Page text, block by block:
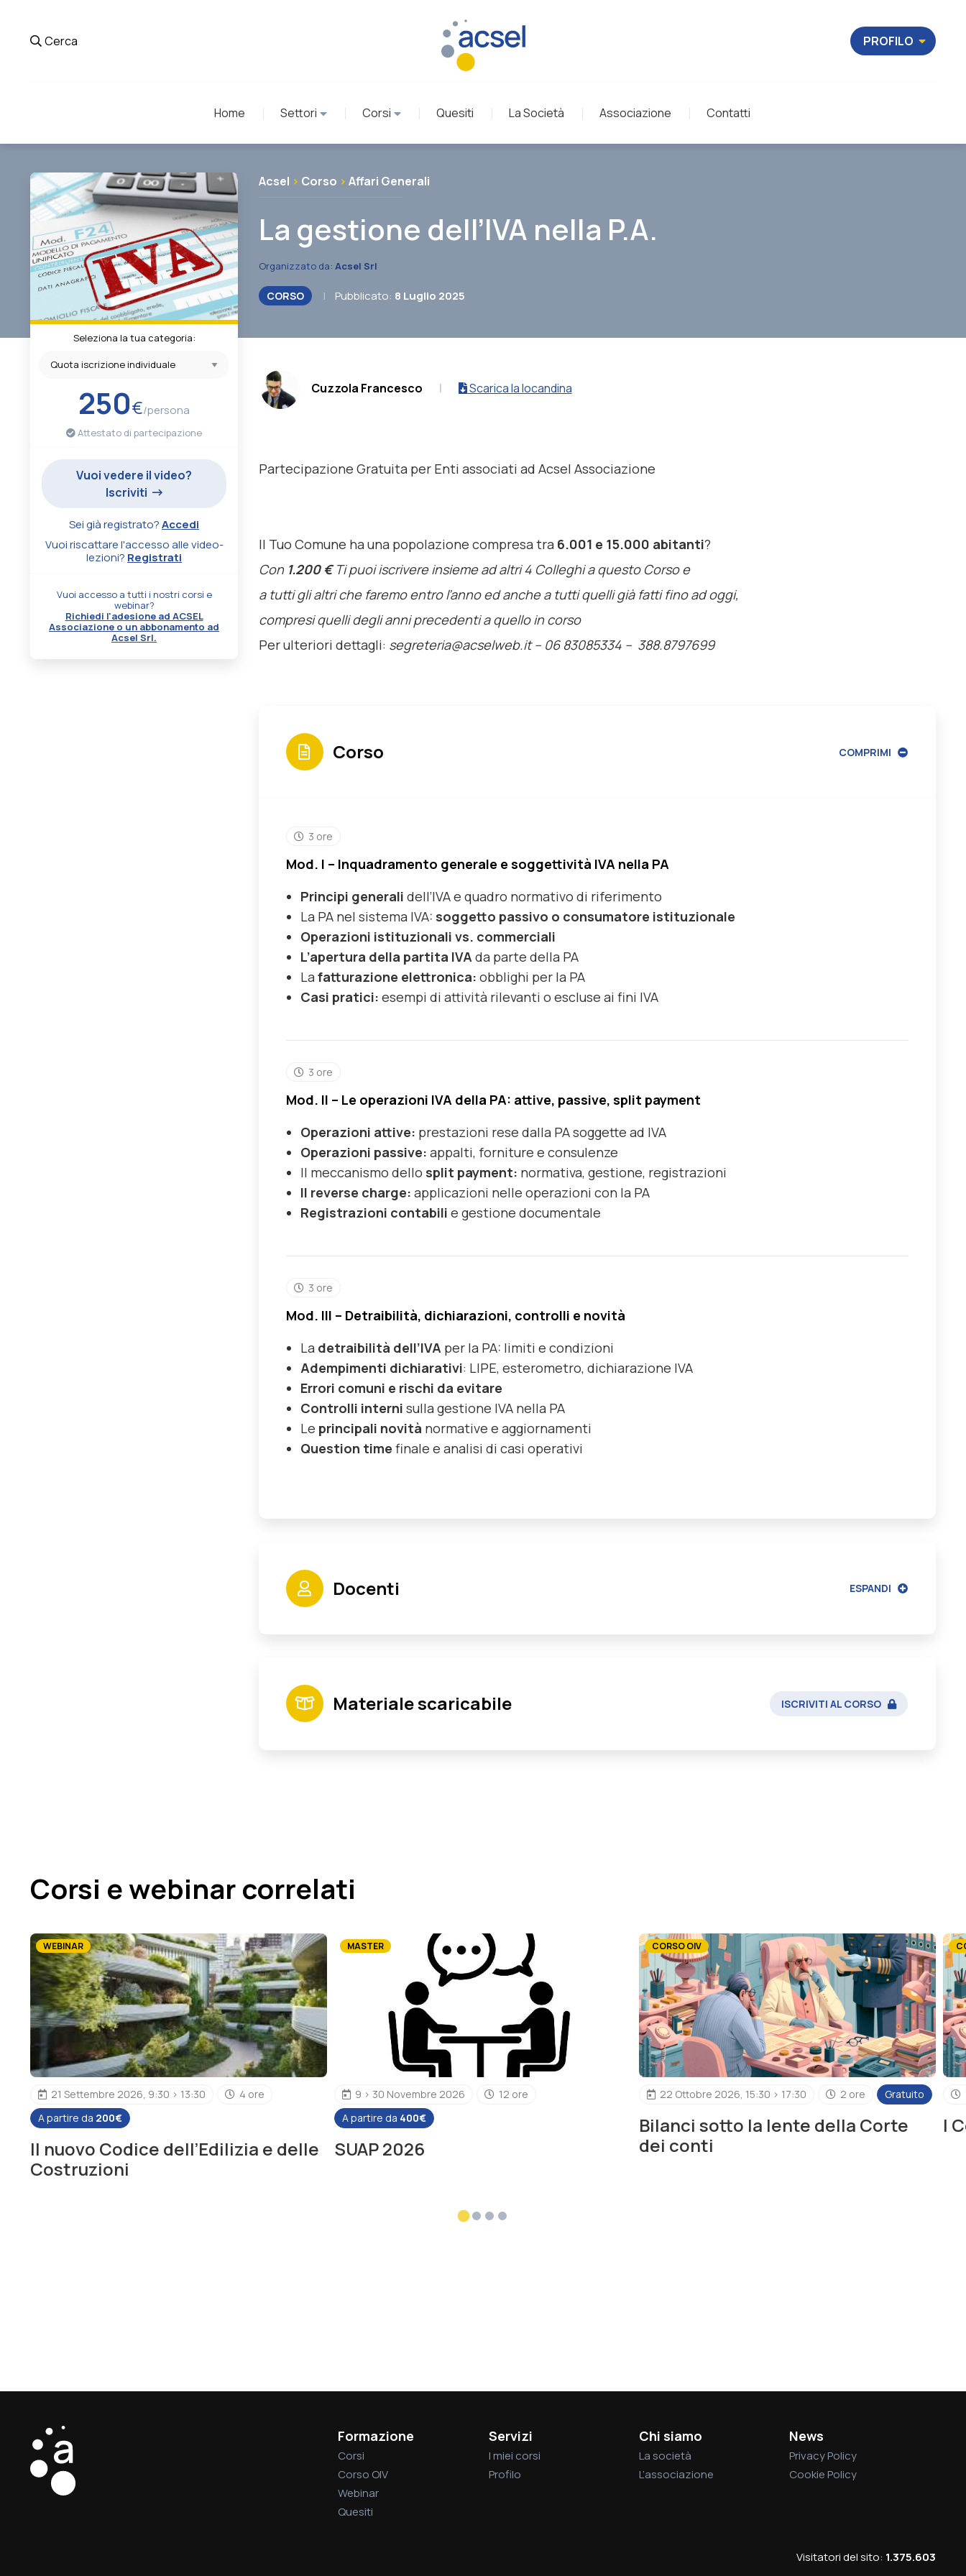
Cerca PROFILO
Home Settori Corsi Quesiti La Società Associazione Contatti
Seleziona la tua categoria:
250€/persona
Attestato di partecipazione
Vuoi vedere il video?
Iscriviti
Sei già registrato?Accedi
Vuoi riscattare l'accesso alle video-
lezioni? Registrati
Vuoi accesso a tutti i nostri corsi e
webinar?
Richiedi l'adesione ad ACSEL
Associazione o un abbonamento ad
Acsel Srl.
Acsel > Corso > Affari Generali
La gestione dell’IVA nella P.A.
Organizzato da: Acsel Srl
CORSO | Pubblicato: 8 Luglio 2025
Cuzzola Francesco
| Scarica la locandina
Partecipazione Gratuita per Enti associati ad Acsel Associazione
Il Tuo Comune ha una popolazione compresa tra 6.001 e 15.000 abitanti?
Con 1.200 €Ti puoi iscrivere insieme ad altri 4 Colleghi a questo Corso e
a tutti gli altri che faremo entro l’anno ed anche a tutti quelli già fatti fino ad oggi,
compresi quelli degli anni precedenti a quello in corso
Per ulteriori dettagli: segreteria@acselweb.it – 06 83085334 – 388.8797699
Corso COMPRIMI
3 ore
Mod. I – Inquadramento generale e soggettività IVA nella PA
Principi generali dell’IVA e quadro normativo di riferimento
La PA nel sistema IVA: soggetto passivo o consumatore istituzionale
Operazioni istituzionali vs. commerciali
L’apertura della partita IVA da parte della PA
La fatturazione elettronica: obblighi per la PA
Casi pratici: esempi di attività rilevanti o escluse ai fini IVA
3 ore
Mod. II – Le operazioni IVA della PA: attive, passive, split payment
Operazioni attive: prestazioni rese dalla PA soggette ad IVA
Operazioni passive: appalti, forniture e consulenze
Il meccanismo dello split payment: normativa, gestione, registrazioni
Il reverse charge: applicazioni nelle operazioni con la PA
Registrazioni contabili e gestione documentale
3 ore
Mod. III – Detraibilità, dichiarazioni, controlli e novità
La detraibilità dell’IVA per la PA: limiti e condizioni
Adempimenti dichiarativi: LIPE, esterometro, dichiarazione IVA
Errori comuni e rischi da evitare
Controlli interni sulla gestione IVA nella PA
Le principali novità normative e aggiornamenti
Question time finale e analisi di casi operativi
Docenti ESPANDI
Materiale scaricabile ISCRIVITI AL CORSO
Corsi e webinar correlati
21 Settembre 2026, 9:30 > 13:30
4 ore
A partire da 200€
Il nuovo Codice dell’Edilizia e delle
Costruzioni
WEBINAR
9 > 30 Novembre 2026
12 ore
A partire da 400€
SUAP 2026
MASTER
22 Ottobre 2026, 15:30 > 17:30 2 ore Gratuito
Bilanci sotto la lente della Corte
dei conti
CORSO OIV
I
Formazione
Corsi
Corso OIV
Webinar
Quesiti
Servizi
I miei corsi
Profilo
Chi siamo
La società
L’associazione
News
Privacy Policy
Cookie Policy
Visitatori del sito: 1.375.603